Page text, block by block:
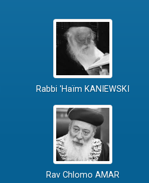
Rabbi 'Haïm KANIEWSKI
Rav Chlomo AMAR